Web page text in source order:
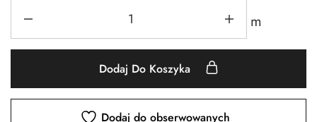
m
Dodaj Do Koszyka
Dodaj do obserwowanych